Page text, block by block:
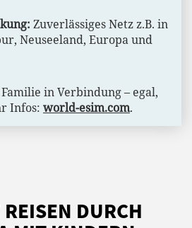
Zuverlässiges Netz z.B. in
Neuseeland, Europa und
in Verbindung – egal,
Infos: world-esim.com.
DURCH